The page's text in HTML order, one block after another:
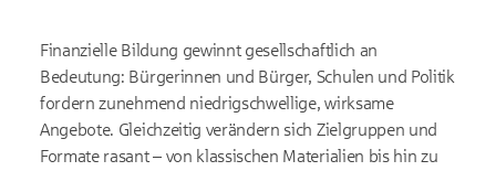
Finanzielle Bildung gewinnt gesellschaftlich an
Bedeutung: Bürgerinnen und Bürger, Schulen und Politik
fordern zunehmend niedrigschwellige, wirksame
Angebote. Gleichzeitig verändern sich Zielgruppen und
Formate rasant – von klassischen Materialien bis hin zu